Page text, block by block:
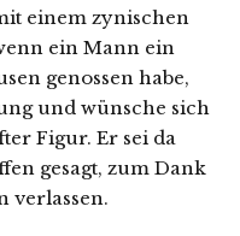
einem zynischen
ein Mann ein
genossen habe,
und wünsche sich
Figur. Er sei da
gesagt, zum Dank
verlassen.